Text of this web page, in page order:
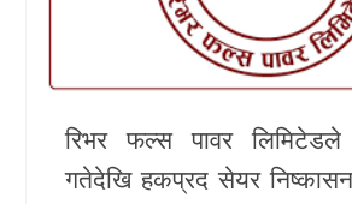
र
प्रविधि
शिक्षा
रिभर फल्स पावर
गतेदेखि हकप्रद सेयर